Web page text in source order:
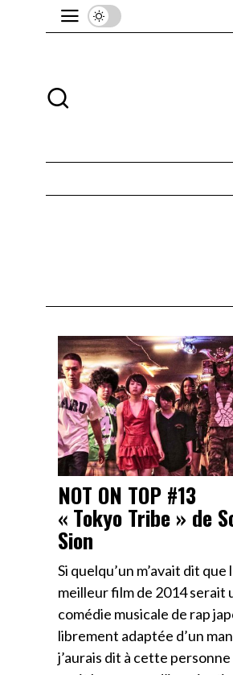
NOT ON TOP #13
« Tokyo Tribe » de
Sion
Si quelqu’un m’avait dit que
meilleur film de 2014 serait
comédie musicale de rap
librement adaptée d’un
j’aurais dit à cette personne